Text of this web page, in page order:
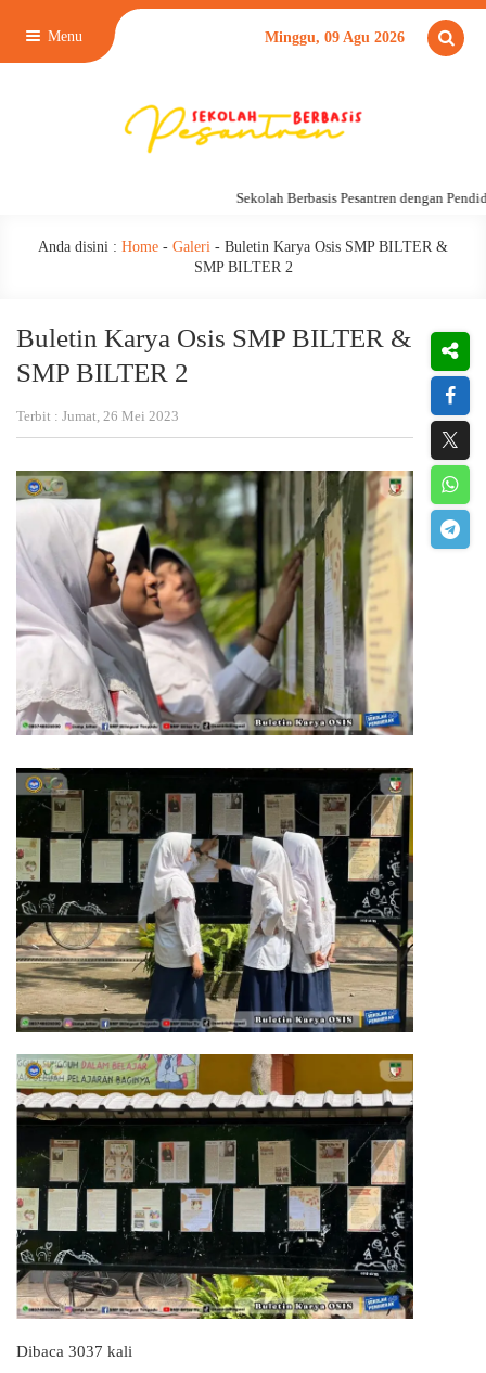
Menu Minggu, 09 Agu 2026
Sekolah Berbasis Pesantren dengan
Anda disini : Home - Galeri - Buletin Karya Osis SMP BILTER &
SMP BILTER 2
Buletin Karya Osis SMP BILTER &
SMP BILTER 2
Terbit : Jumat, 26 Mei 2023
Dibaca 3037 kali